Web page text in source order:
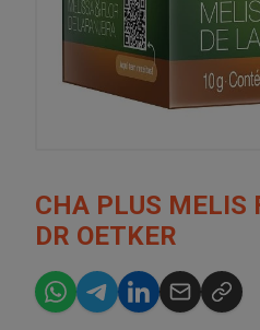
CHA PLUS MELIS
DR OETKER